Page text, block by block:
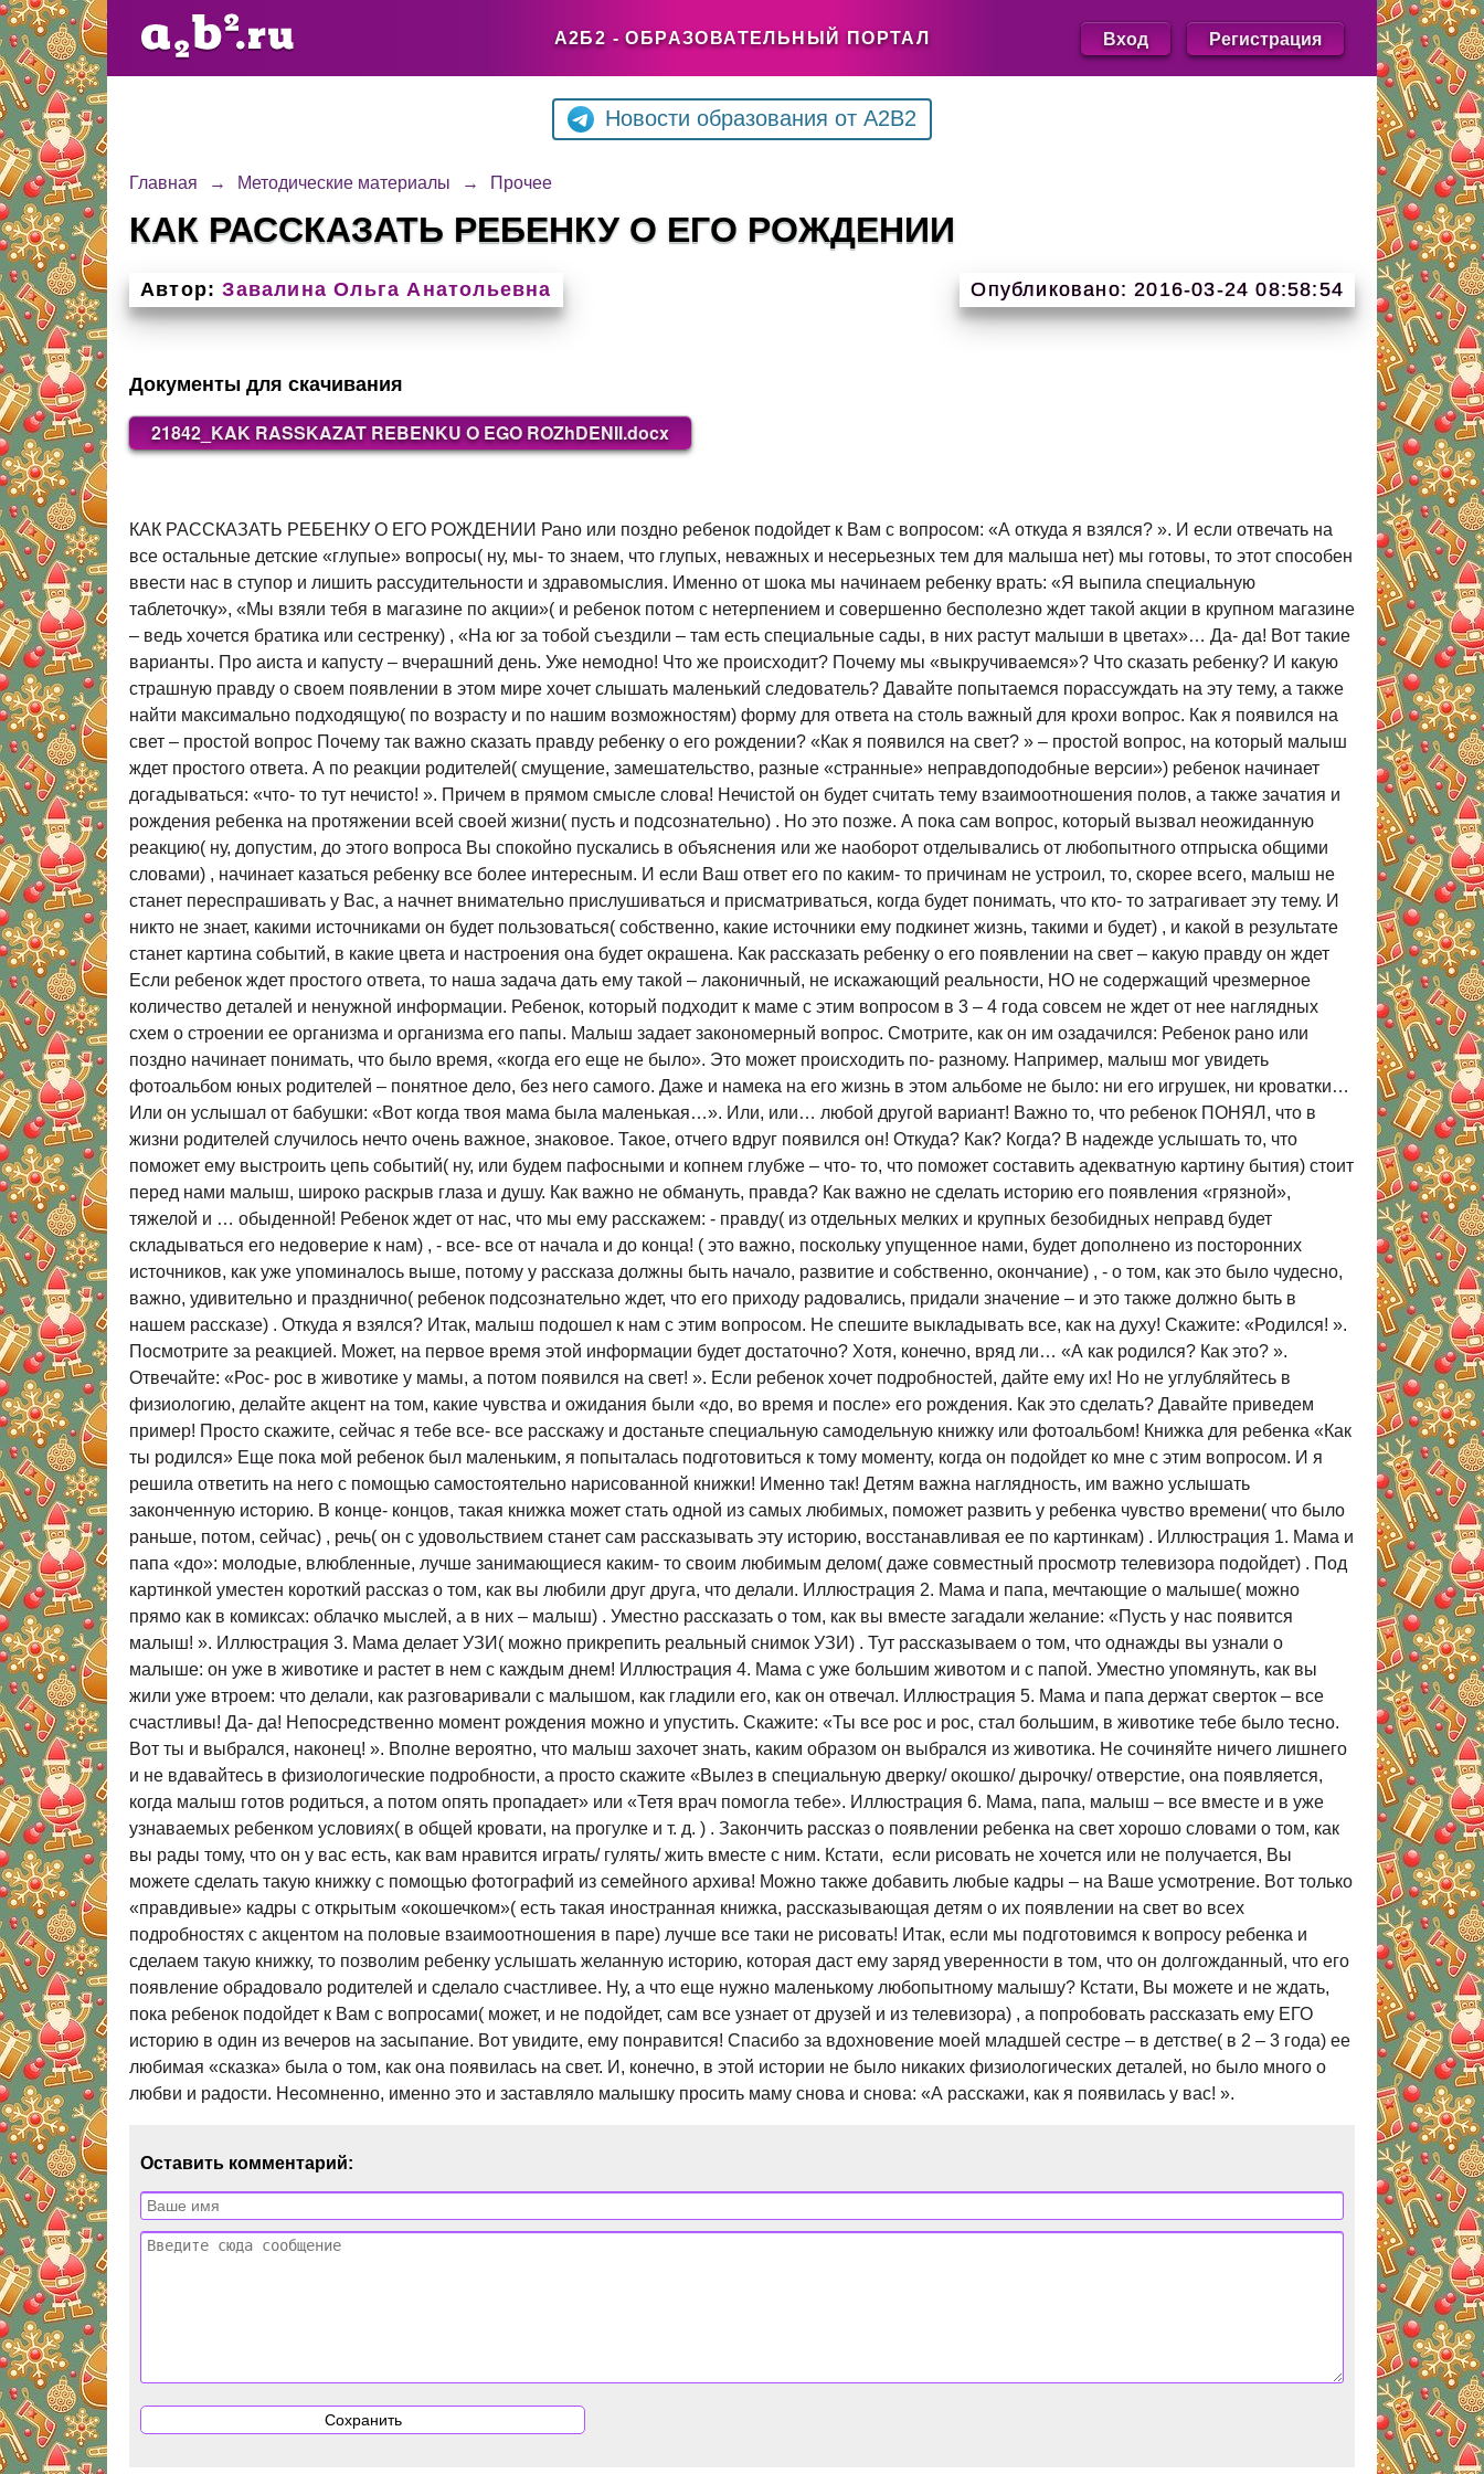
А2Б2 - ОБРАЗОВАТЕЛЬНЫЙ ПОРТАЛ Вход Регистрация
Новости образования от A2B2
Главная → Методические материалы → Прочее
КАК РАССКАЗАТЬ РЕБЕНКУ О ЕГО РОЖДЕНИИ
Автор: Завалина Ольга Анатольевна Опубликовано: 2016-03-24 08:58:54
Документы для скачивания
21842_KAK RASSKAZAT REBENKU O EGO ROZhDENII.docx
КАК РАССКАЗАТЬ РЕБЕНКУ О ЕГО РОЖДЕНИИ Рано или поздно ребенок подойдет к Вам с вопросом: «А откуда я взялся? ». И если отвечать на
все остальные детские «глупые» вопросы( ну, мы- то знаем, что глупых, неважных и несерьезных тем для малыша нет) мы готовы, то этот способен
ввести нас в ступор и лишить рассудительности и здравомыслия. Именно от шока мы начинаем ребенку врать: «Я выпила специальную
таблеточку», «Мы взяли тебя в магазине по акции»( и ребенок потом с нетерпением и совершенно бесполезно ждет такой акции в крупном магазине
– ведь хочется братика или сестренку) , «На юг за тобой съездили – там есть специальные сады, в них растут малыши в цветах»… Да- да! Вот такие
варианты. Про аиста и капусту – вчерашний день. Уже немодно! Что же происходит? Почему мы «выкручиваемся»? Что сказать ребенку? И какую
страшную правду о своем появлении в этом мире хочет слышать маленький следователь? Давайте попытаемся порассуждать на эту тему, а также
найти максимально подходящую( по возрасту и по нашим возможностям) форму для ответа на столь важный для крохи вопрос. Как я появился на
свет – простой вопрос Почему так важно сказать правду ребенку о его рождении? «Как я появился на свет? » – простой вопрос, на который малыш
ждет простого ответа. А по реакции родителей( смущение, замешательство, разные «странные» неправдоподобные версии») ребенок начинает
догадываться: «что- то тут нечисто! ». Причем в прямом смысле слова! Нечистой он будет считать тему взаимоотношения полов, а также зачатия и
рождения ребенка на протяжении всей своей жизни( пусть и подсознательно) . Но это позже. А пока сам вопрос, который вызвал неожиданную
реакцию( ну, допустим, до этого вопроса Вы спокойно пускались в объяснения или же наоборот отделывались от любопытного отпрыска общими
словами) , начинает казаться ребенку все более интересным. И если Ваш ответ его по каким- то причинам не устроил, то, скорее всего, малыш не
станет переспрашивать у Вас, а начнет внимательно прислушиваться и присматриваться, когда будет понимать, что кто- то затрагивает эту тему. И
никто не знает, какими источниками он будет пользоваться( собственно, какие источники ему подкинет жизнь, такими и будет) , и какой в результате
станет картина событий, в какие цвета и настроения она будет окрашена. Как рассказать ребенку о его появлении на свет – какую правду он ждет
Если ребенок ждет простого ответа, то наша задача дать ему такой – лаконичный, не искажающий реальности, НО не содержащий чрезмерное
количество деталей и ненужной информации. Ребенок, который подходит к маме с этим вопросом в 3 – 4 года совсем не ждет от нее наглядных
схем о строении ее организма и организма его папы. Малыш задает закономерный вопрос. Смотрите, как он им озадачился: Ребенок рано или
поздно начинает понимать, что было время, «когда его еще не было». Это может происходить по- разному. Например, малыш мог увидеть
фотоальбом юных родителей – понятное дело, без него самого. Даже и намека на его жизнь в этом альбоме не было: ни его игрушек, ни кроватки…
Или он услышал от бабушки: «Вот когда твоя мама была маленькая…». Или, или… любой другой вариант! Важно то, что ребенок ПОНЯЛ, что в
жизни родителей случилось нечто очень важное, знаковое. Такое, отчего вдруг появился он! Откуда? Как? Когда? В надежде услышать то, что
поможет ему выстроить цепь событий( ну, или будем пафосными и копнем глубже – что- то, что поможет составить адекватную картину бытия) стоит
перед нами малыш, широко раскрыв глаза и душу. Как важно не обмануть, правда? Как важно не сделать историю его появления «грязной»,
тяжелой и … обыденной! Ребенок ждет от нас, что мы ему расскажем: - правду( из отдельных мелких и крупных безобидных неправд будет
складываться его недоверие к нам) , - все- все от начала и до конца! ( это важно, поскольку упущенное нами, будет дополнено из посторонних
источников, как уже упоминалось выше, потому у рассказа должны быть начало, развитие и собственно, окончание) , - о том, как это было чудесно,
важно, удивительно и празднично( ребенок подсознательно ждет, что его приходу радовались, придали значение – и это также должно быть в
нашем рассказе) . Откуда я взялся? Итак, малыш подошел к нам с этим вопросом. Не спешите выкладывать все, как на духу! Скажите: «Родился! ».
Посмотрите за реакцией. Может, на первое время этой информации будет достаточно? Хотя, конечно, вряд ли… «А как родился? Как это? ».
Отвечайте: «Рос- рос в животике у мамы, а потом появился на свет! ». Если ребенок хочет подробностей, дайте ему их! Но не углубляйтесь в
физиологию, делайте акцент на том, какие чувства и ожидания были «до, во время и после» его рождения. Как это сделать? Давайте приведем
пример! Просто скажите, сейчас я тебе все- все расскажу и достаньте специальную самодельную книжку или фотоальбом! Книжка для ребенка «Как
ты родился» Еще пока мой ребенок был маленьким, я попыталась подготовиться к тому моменту, когда он подойдет ко мне с этим вопросом. И я
решила ответить на него с помощью самостоятельно нарисованной книжки! Именно так! Детям важна наглядность, им важно услышать
законченную историю. В конце- концов, такая книжка может стать одной из самых любимых, поможет развить у ребенка чувство времени( что было
раньше, потом, сейчас) , речь( он с удовольствием станет сам рассказывать эту историю, восстанавливая ее по картинкам) . Иллюстрация 1. Мама и
папа «до»: молодые, влюбленные, лучше занимающиеся каким- то своим любимым делом( даже совместный просмотр телевизора подойдет) . Под
картинкой уместен короткий рассказ о том, как вы любили друг друга, что делали. Иллюстрация 2. Мама и папа, мечтающие о малыше( можно
прямо как в комиксах: облачко мыслей, а в них – малыш) . Уместно рассказать о том, как вы вместе загадали желание: «Пусть у нас появится
малыш! ». Иллюстрация 3. Мама делает УЗИ( можно прикрепить реальный снимок УЗИ) . Тут рассказываем о том, что однажды вы узнали о
малыше: он уже в животике и растет в нем с каждым днем! Иллюстрация 4. Мама с уже большим животом и с папой. Уместно упомянуть, как вы
жили уже втроем: что делали, как разговаривали с малышом, как гладили его, как он отвечал. Иллюстрация 5. Мама и папа держат сверток – все
счастливы! Да- да! Непосредственно момент рождения можно и упустить. Скажите: «Ты все рос и рос, стал большим, в животике тебе было тесно.
Вот ты и выбрался, наконец! ». Вполне вероятно, что малыш захочет знать, каким образом он выбрался из животика. Не сочиняйте ничего лишнего
и не вдавайтесь в физиологические подробности, а просто скажите «Вылез в специальную дверку/ окошко/ дырочку/ отверстие, она появляется,
когда малыш готов родиться, а потом опять пропадает» или «Тетя врач помогла тебе». Иллюстрация 6. Мама, папа, малыш – все вместе и в уже
узнаваемых ребенком условиях( в общей кровати, на прогулке и т. д. ) . Закончить рассказ о появлении ребенка на свет хорошо словами о том, как
вы рады тому, что он у вас есть, как вам нравится играть/ гулять/ жить вместе с ним. Кстати, если рисовать не хочется или не получается, Вы
можете сделать такую книжку с помощью фотографий из семейного архива! Можно также добавить любые кадры – на Ваше усмотрение. Вот только
«правдивые» кадры с открытым «окошечком»( есть такая иностранная книжка, рассказывающая детям о их появлении на свет во всех
подробностях с акцентом на половые взаимоотношения в паре) лучше все таки не рисовать! Итак, если мы подготовимся к вопросу ребенка и
сделаем такую книжку, то позволим ребенку услышать желанную историю, которая даст ему заряд уверенности в том, что он долгожданный, что его
появление обрадовало родителей и сделало счастливее. Ну, а что еще нужно маленькому любопытному малышу? Кстати, Вы можете и не ждать,
пока ребенок подойдет к Вам с вопросами( может, и не подойдет, сам все узнает от друзей и из телевизора) , а попробовать рассказать ему ЕГО
историю в один из вечеров на засыпание. Вот увидите, ему понравится! Спасибо за вдохновение моей младшей сестре – в детстве( в 2 – 3 года) ее
любимая «сказка» была о том, как она появилась на свет. И, конечно, в этой истории не было никаких физиологических деталей, но было много о
любви и радости. Несомненно, именно это и заставляло малышку просить маму снова и снова: «А расскажи, как я появилась у вас! ».
Оставить комментарий: